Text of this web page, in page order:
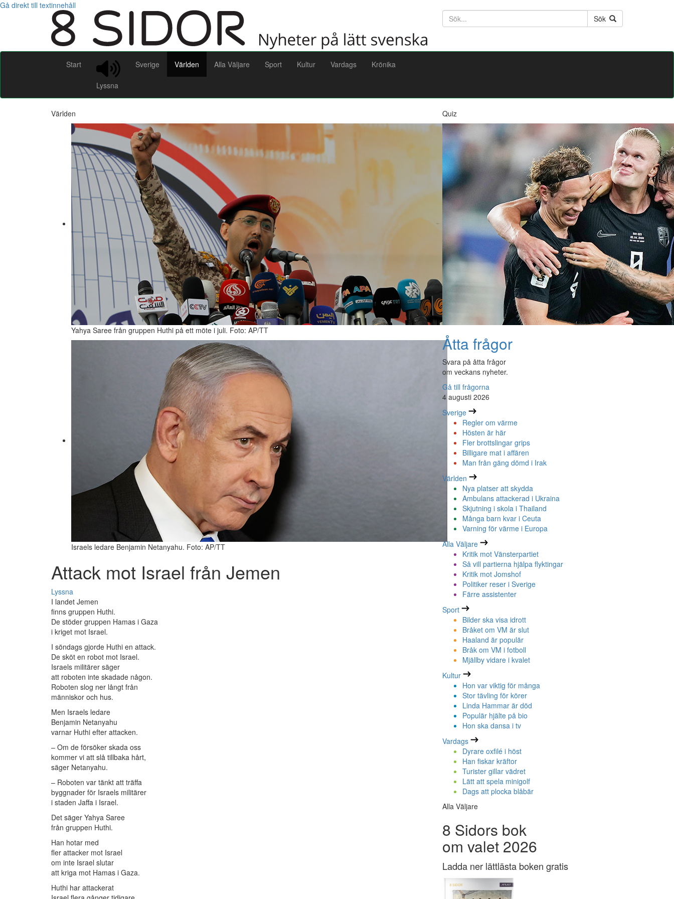
Gå direkt till textinnehåll
Söktext
Sök
Start
Lyssna
Sverige Världen Alla Väljare Sport Kultur Vardags Krönika
Världen
Yahya Saree från gruppen Huthi på ett möte i juli. Foto: AP/TT
Israels ledare Benjamin Netanyahu. Foto: AP/TT
Attack mot Israel från Jemen
Lyssna
I landet Jemen
finns gruppen Huthi.
De stöder gruppen Hamas i Gaza
i kriget mot Israel.
I söndags gjorde Huthi en attack.
De sköt en robot mot Israel.
Israels militärer säger
att roboten inte skadade någon.
Roboten slog ner långt från
människor och hus.
Men Israels ledare
Benjamin Netanyahu
varnar Huthi efter attacken.
– Om de försöker skada oss
kommer vi att slå tillbaka hårt,
säger Netanyahu.
– Roboten var tänkt att träffa
byggnader för Israels militärer
i staden Jaffa i Israel.
Det säger Yahya Saree
från gruppen Huthi.
Han hotar med
fler attacker mot Israel
om inte Israel slutar
att kriga mot Hamas i Gaza.
Huthi har attackerat
Quiz
Åtta frågor
Svara på åtta frågor
om veckans nyheter.
Gå till frågorna
4 augusti 2026
Sverige
Regler om värme
Hösten är här
Fler brottslingar grips
Billigare mat i affären
Man från gäng dömd i Irak
Världen
Nya platser att skydda
Ambulans attackerad i Ukraina
Skjutning i skola i Thailand
Många barn kvar i Ceuta
Varning för värme i Europa
Alla Väljare
Kritik mot Vänsterpartiet
Så vill partierna hjälpa flyktingar
Kritik mot Jomshof
Politiker reser i Sverige
Färre assistenter
Sport
Bilder ska visa idrott
Bråket om VM är slut
Haaland är populär
Bråk om VM i fotboll
Mjällby vidare i kvalet
Kultur
Hon var viktig för många
Stor tävling för körer
Linda Hammar är död
Populär hjälte på bio
Hon ska dansa i tv
Vardags
Dyrare oxfilé i höst
Han fiskar kräftor
Turister gillar vädret
Lätt att spela minigolf
Dags att plocka blåbär
Alla Väljare
8 Sidors bok
om valet 2026
Ladda ner lättlästa boken gratis